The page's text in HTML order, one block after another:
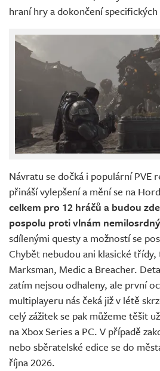
hraní hry a dokončení
Návratu se dočká i populární PVE
přináší vylepšení a mění se na
celkem pro 12 hráčů a budou
pospolu proti vlnám
sdílenými questy a možností se
Chybět nebudou ani klasické třídy,
Marksman, Medic a Breacher.
zatím nejsou odhaleny, ale první
multiplayeru nás čeká již v létě
celý zážitek se pak můžeme těšit
na Xbox Series a PC. V případě
nebo sběratelské edice se do
října 2026.